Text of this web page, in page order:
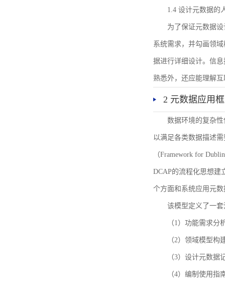
1.4 设计元数据的
为了保证元数据
系统需求，并勾画领
据进行详细设计。信
熟悉外，还应能理解
2 元数据应用
数据环境的复杂
以满足各类数据描述
（Framework for
DCAP的流程化思想建
个方面和系统应用元
该模型定义了一
（1）功能需求
（2）领域模型
（3）设计元数据
（4）编制使用指